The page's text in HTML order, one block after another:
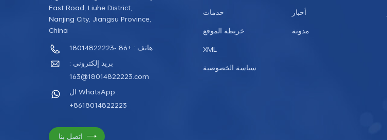
East Road, Liuhe District,
Nanjing City, Jiangsu Province,
China
هاتف : +86 -18014822223
بريد إلكتروني :
18014822223@163.com
ال WhatsApp :
+8618014822223
اتصل بنا
خدمات
خريطة الموقع
XML
سياسة الخصوصية
أخبار
مدونة